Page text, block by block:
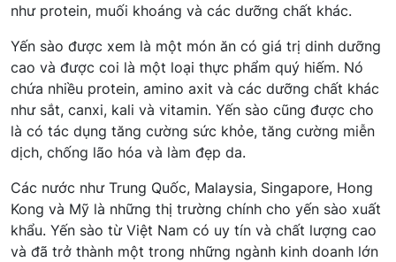
như protein, muối khoáng và các dưỡng chất khác.
Yến sào được xem là một món ăn có giá trị dinh dưỡng
cao và được coi là một loại thực phẩm quý hiếm. Nó
chứa nhiều protein, amino axit và các dưỡng chất khác
như sắt, canxi, kali và vitamin. Yến sào cũng được cho
là có tác dụng tăng cường sức khỏe, tăng cường miễn
dịch, chống lão hóa và làm đẹp da.
Các nước như Trung Quốc, Malaysia, Singapore, Hong
Kong và Mỹ là những thị trường chính cho yến sào xuất
khẩu. Yến sào từ Việt Nam có uy tín và chất lượng cao
và đã trở thành một trong những ngành kinh doanh lớn